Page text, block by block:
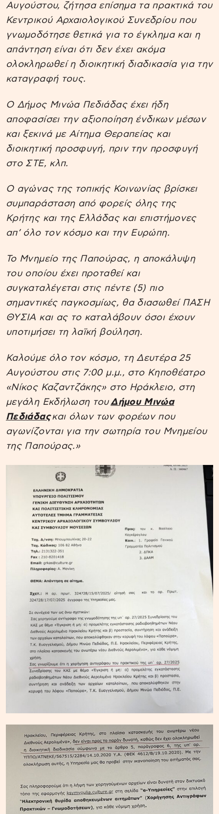
Αυγούστου, ζήτησα επίσημα τα πρακτικά του
Κεντρικού Αρχαιολογικού Συνεδρίου που
γνωμοδότησε θετικά για το έγκλημα και η
απάντηση είναι ότι δεν έχει ακόμα
ολοκληρωθεί η διοικητική διαδικασία για την
καταγραφή τους.
Ο Δήμος Μινώα Πεδιάδας έχει ήδη
αποφασίσει την αξιοποίηση ένδικων μέσων
και ξεκινά με Αίτημα Θεραπείας και
διοικητική προσφυγή, πριν την προσφυγή
στο ΣΤΕ, κλπ.
Ο αγώνας της τοπικής Κοινωνίας βρίσκει
συμπαράσταση από φορείς όλης της
Κρήτης και της Ελλάδας και επιστήμονες
απ’ όλο τον κόσμο και την Ευρώπη.
Το Μνημείο της Παπούρας, η αποκάλυψη
του οποίου έχει προταθεί και
συγκαταλέγεται στις πέντε (5) πιο
σημαντικές παγκοσμίως, θα διασωθεί ΠΑΣΗ
ΘΥΣΙΑ και ας το καταλάβουν όσοι έχουν
υποτιμήσει τη λαϊκή βούληση.
Καλούμε όλο τον κόσμο, τη Δευτέρα 25
Αυγούστου στις 7:00 μ.μ., στο Κηποθέατρο
«Νίκος Καζαντζάκης» στο Ηράκλειο, στη
μεγάλη Εκδήλωση τουΔήμου Μινώα
Πεδιάδαςκαι όλων των φορέων που
αγωνίζονται για την σωτηρία του Μνημείου
της Παπούρας.»